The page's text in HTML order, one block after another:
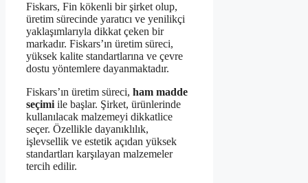
Fiskars, Fin kökenli bir şirket olup,
üretim sürecinde yaratıcı ve yenilikçi
yaklaşımlarıyla dikkat çeken bir
markadır. Fiskars’ın üretim süreci,
yüksek kalite standartlarına ve çevre
dostu yöntemlere dayanmaktadır.
Fiskars’ın üretim süreci, ham madde
seçimi ile başlar. Şirket, ürünlerinde
kullanılacak malzemeyi dikkatlice
seçer. Özellikle dayanıklılık,
işlevsellik ve estetik açıdan yüksek
standartları karşılayan malzemeler
tercih edilir.